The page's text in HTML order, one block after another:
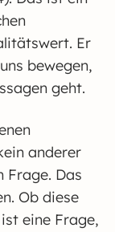
Er
bewegen,
geht.
anderer
Frage. Das
Ob diese
eine Frage,